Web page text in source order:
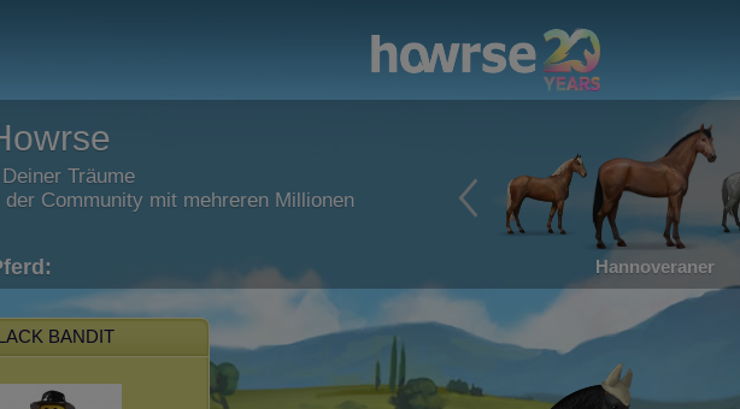
Träume
Community mit mehreren Millionen
Hannoveraner
BANDIT